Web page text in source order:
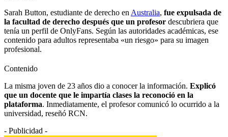
Sarah Button, estudiante de derecho en Australia, fue expulsada de
la facultad de derecho después que un profesor descubriera que
tenía un perfil de OnlyFans. Según las autoridades académicas, ese
contenido para adultos representaba «un riesgo» para su imagen
profesional.
Contenido
La misma joven de 23 años dio a conocer la información. Explicó
que un docente que le impartía clases la reconoció en la
plataforma. Inmediatamente, el profesor comunicó lo ocurrido a la
universidad, reseñó RCN.
- Publicidad -